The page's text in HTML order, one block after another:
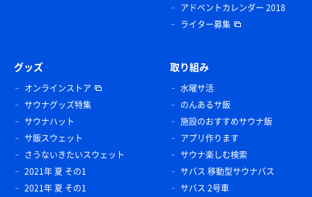
アドベントカレンダー 2018
ライター募集
グッズ
オンラインストア
サウナグッズ特集
サウナハット
サ飯スウェット
さうないきたいスウェット
2021年 夏 その1
2021年 夏 その1
取り組み
水曜サ活
のんあるサ飯
施設のおすすめサウナ飯
アプリ作ります
サウナ楽しむ検索
サバス 移動型サウナバス
サバス 2号車